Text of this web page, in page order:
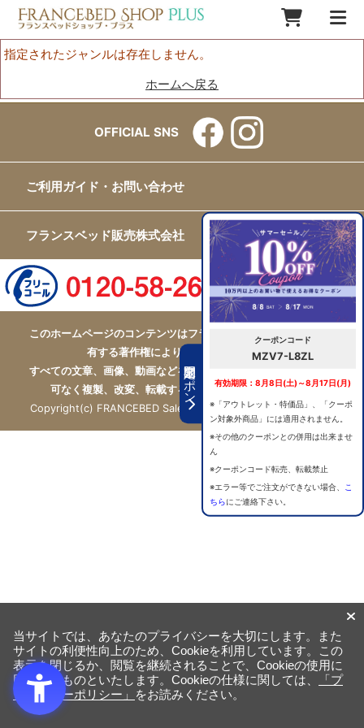
期間限定クーポン
クーポンコード
MZV7-L8ZL
有効期限：8月8日(土)～8月17日(月)
※「アウトレット・特価品」、「クーポ
ン対象外商品」には適用されません。
※その他のクーポンとの併用は出来ませ
ん
※クーポンコード転売、転載禁止
※エラー等でご注文ができない場合、
こ
ちらにご連絡下さい。
指定されたジャンルは存在しません。
ホームへ戻る
OFFICIAL SNS
ご利用ガイド・お問い合わせ
フランスベッド販売株式会社
このホームページのコンテンツはフランスベッド販売株式会社が
有する著作権により保護されています。
すべての文章、画像、動画などを、私的利用の範囲を超えて、許
可なく複製、改変、転載することは禁じられています。
Copyright(c) FRANCEBED Sales Co., ltd. All Rights Reserved.
当サイトでは、あなたのプライバシーを大切にします。また
サイトの利便性向上のため、Cookieを利用しています。この
表示を閉じるか、閲覧を継続されることで、Cookieの使用に
同意するものといたします。Cookieの仕様に関しては、
「プ
ライバシーポリシー」
をお読みください。